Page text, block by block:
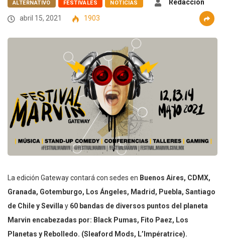
ALTERNATIVO FESTIVALES NOTICIAS
Redacción
abril 15, 2021
1903
La edición Gateway contará con sedes en Buenos Aires, CDMX,
Granada, Gotemburgo, Los Ángeles, Madrid, Puebla, Santiago
de Chile y Sevillay 60 bandas de diversos puntos del planeta
Marvin encabezadas por: Black Pumas, Fito Paez, Los
Planetas y Rebolledo. (Sleaford Mods, L’Impératrice).